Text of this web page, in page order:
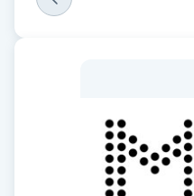
Enzympeeling
Extensions borttagning
Eyeliner-tatuering